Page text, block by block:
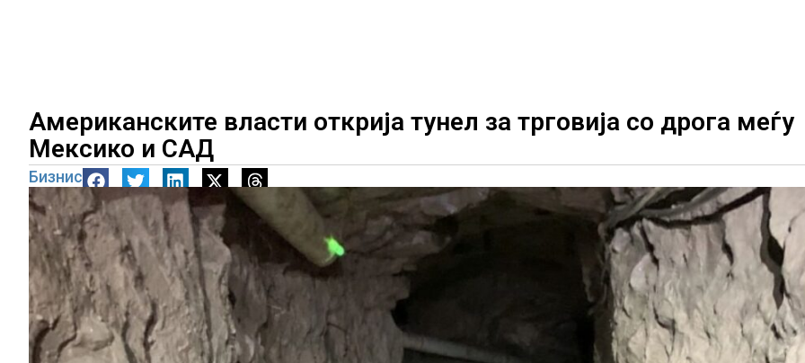
Американските власти открија тунел за трговија со дрога меѓу
Мексико и САД
Бизнис